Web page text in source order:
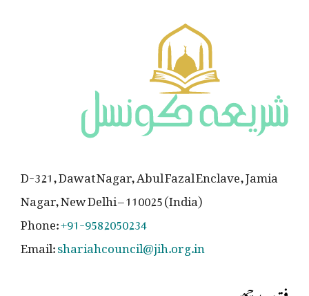
D-321, Dawat Nagar, Abul Fazal Enclave, Jamia
Nagar, New Delhi – 110025 (India)
Phone:+91-9582050234
Email:shariahcouncil@jih.org.in